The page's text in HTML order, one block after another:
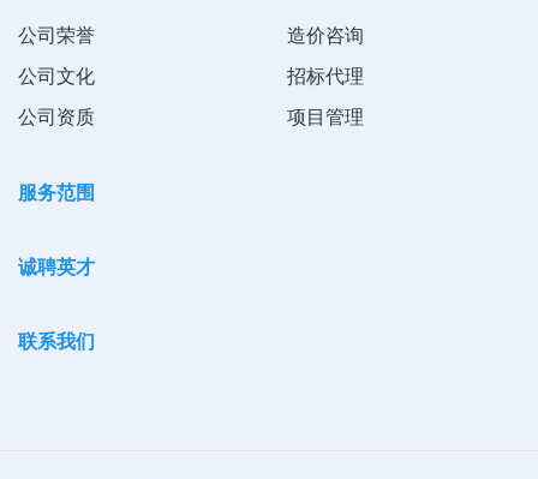
公司荣誉
公司文化
公司资质
造价咨询
招标代理
项目管理
服务范围
诚聘英才
联系我们